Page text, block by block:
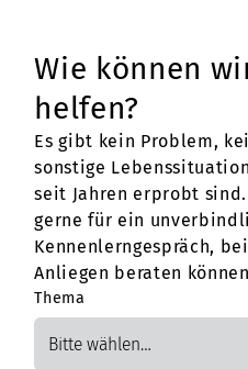
Wie können
helfen?
Es gibt kein Problem,
sonstige
seit Jahren erprobt
gerne für ein
Kennenlerngespräch,
Anliegen beraten
Thema